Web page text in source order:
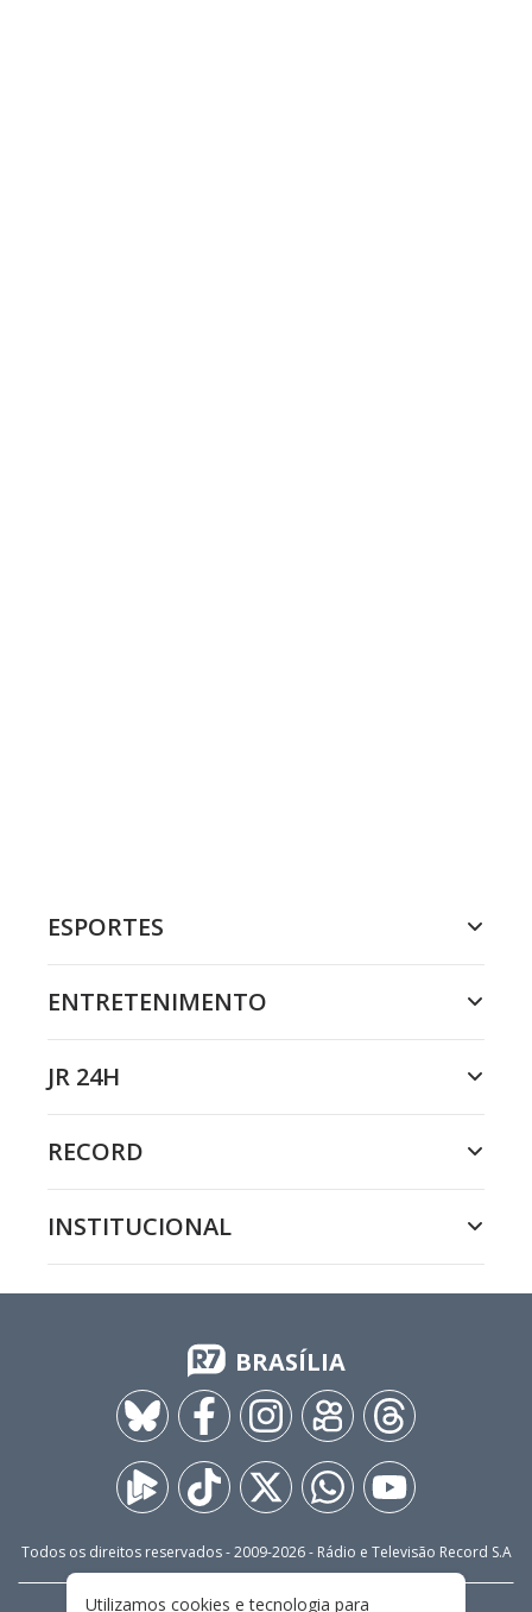
ESPORTES
ENTRETENIMENTO
JR 24H
RECORD
INSTITUCIONAL
BRASÍLIA
Todos os direitos reservados - 2009-2026- Rádio e Televisão Record S.A
Utilizamos cookies e tecnologia para